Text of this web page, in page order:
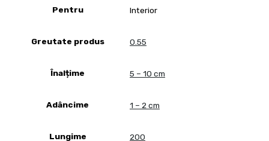
Pentru Interior
Greutate produs 0.55
Înalțime 5 – 10 cm
Adâncime 1 – 2 cm
Lungime 200